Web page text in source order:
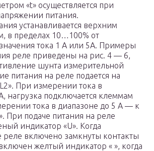
«t» осуществляется при
питания.
устанавливается верхним
в пределах 10…100% от
тока 1 А или 5А. Примеры
реле приведены на рис. 4 — 6,
шунта измерительной
питания на реле подается на
При измерении тока в
нагрузка подключается клеммам
тока в диапазоне до 5 А — к
При подаче питания на реле
индикатор «U». Когда
реле включено замкнуты контакты
желтый индикатор « », когда